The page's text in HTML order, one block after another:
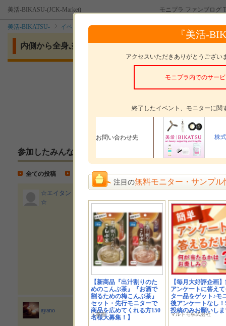
美活-BIKASU-(JCK-Market) モニプラ ファンブログ
美活-BIKATSU- イベント 内側から全身ぷるるん肌に♡口コミサイトラン
『美活-
アクセスいただきありがとうござい
モニプラ内でのサー
終了したイベント、モニターに関
お問い合わせ先 株
注目の無料モニター・サンプル
【新商品『出汁割りのた
めのこんぶ茶』『お酒で
割るための梅こんぶ茶』
セット・先行モニターで
商品を広めてくれる方150
名様大募集！】
玉露園
【毎月大好評企画
アンケートに答え
ター品をゲット♪モ
後アンケートなし！
投稿のみお願いしま
マルトモ株式会社
内側から全身ぷるるん肌に♡口コミサイトランクインの
モニタープレゼント 馬プラセン
投稿方法
参加したみんなの投稿
全ての投稿 モニター投稿 イベント紹介
☆エイタン
☆
クインの高級馬プラセンタ
おはようございます只今、長野からのラブコー
の悩み中ｗｗっとは言え、この週末に買い物に
ど、昨日スーパーとかコンビニにパンを買いに
もない！！！TVで陳列棚にない！！って光景が
ayano
★美活の高級馬プラセンタ
から全身ぷるるん肌｜彩乃の